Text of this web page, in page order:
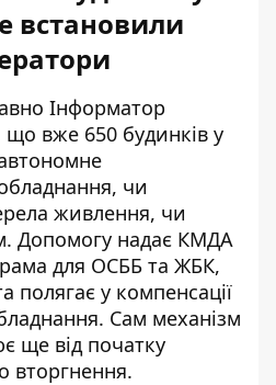
встановили
Інформатор
що вже 650 будинків у
, чи
живлення, чи
Допомогу надає КМДА
для ОСББ та ЖБК,
полягає у компенсації
Сам механізм
ще від початку
вторгнення.